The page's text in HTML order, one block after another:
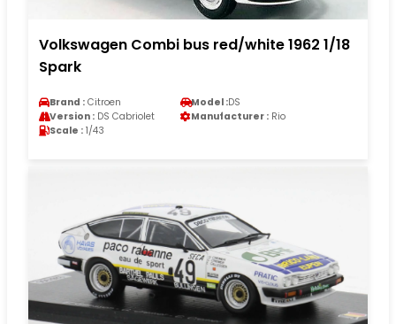
Volkswagen Combi bus red/white 1962 1/18
Spark
Brand : Citroen Model :DS
Version : DS Cabriolet Manufacturer : Rio
Scale : 1/43